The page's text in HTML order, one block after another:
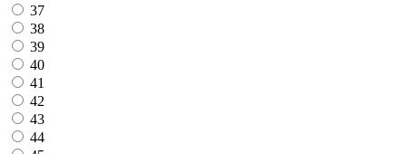
37
38
39
40
41
42
43
44